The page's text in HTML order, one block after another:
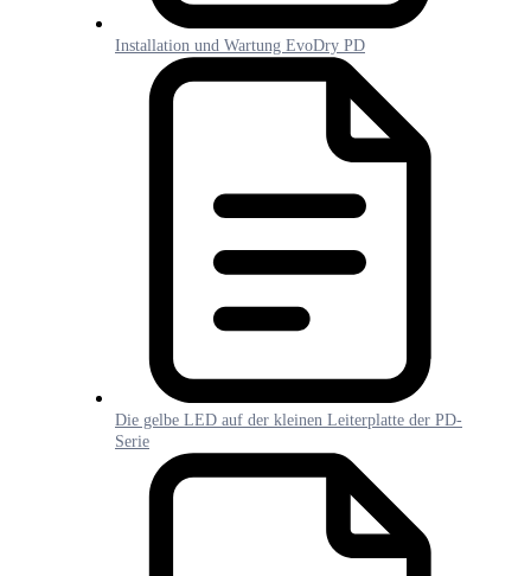
Installation und Wartung EvoDry PD
Die gelbe LED auf der kleinen Leiterplatte der PD-
Serie